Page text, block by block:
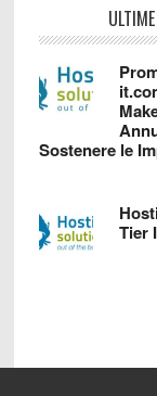
Sostenere le
Tier